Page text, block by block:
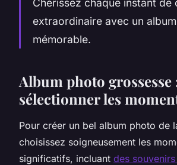
Chérissez chaque instant de
extraordinaire avec un
mémorable.
Album photo
sélectionner les
Pour créer un bel album photo de
choisissez soigneusement les
significatifs, incluant des